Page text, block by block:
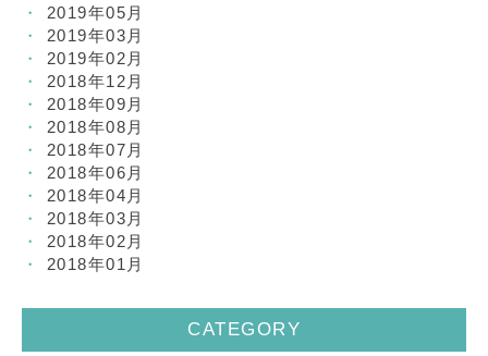
2019年05月
2019年03月
2019年02月
2018年12月
2018年09月
2018年08月
2018年07月
2018年06月
2018年04月
2018年03月
2018年02月
2018年01月
CATEGORY